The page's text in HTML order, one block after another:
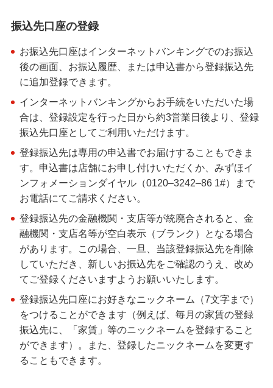
振込先口座の登録
お振込先口座はインターネットバンキングでのお振込
後の画面、お振込履歴、または申込書から登録振込先
に追加登録できます。
インターネットバンキングからお手続をいただいた場
合は、登録設定を行った日から約3営業日後より、登録
振込先口座としてご利用いただけます。
登録振込先は専用の申込書でお届けすることもできま
す。申込書は店舗にお申し付けいただくか、みずほイ
ンフォメーションダイヤル（0120–3242–86 1#）まで
お電話にてご請求ください。
登録振込先の金融機関・支店等が統廃合されると、金
融機関・支店名等が空白表示（ブランク）となる場合
があります。この場合、一旦、当該登録振込先を削除
していただき、新しいお振込先をご確認のうえ、改め
てご登録くださいますようお願いいたします。
登録振込先口座にお好きなニックネーム（7文字まで）
をつけることができます（例えば、毎月の家賃の登録
振込先に、「家賃」等のニックネームを登録すること
ができます）。また、登録したニックネームを変更す
ることもできます。